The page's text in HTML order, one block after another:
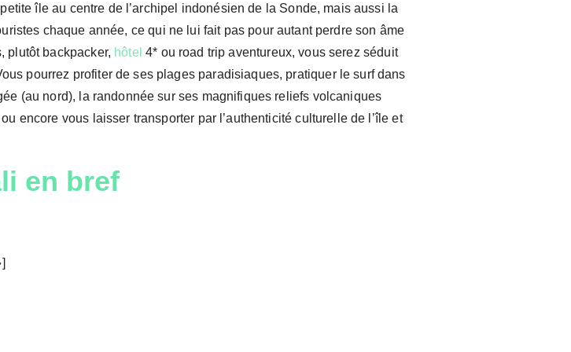
île au centre de l’archipel indonésien de la Sonde, mais aussi la
chaque année, ce qui ne lui fait pas pour autant perdre son âme
plutôt backpacker, hôtel 4* ou road trip aventureux, vous serez séduit
pourrez profiter de ses plages paradisiaques, pratiquer le surf dans
(au nord), la randonnée sur ses magnifiques reliefs volcaniques
encore vous laisser transporter par l’authenticité culturelle de l’île et
en bref